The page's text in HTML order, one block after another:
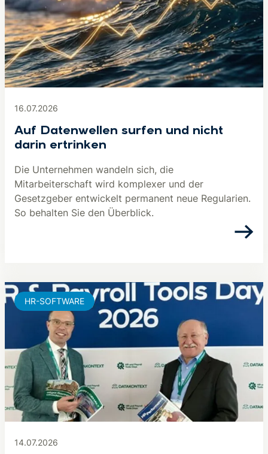
16.07.2026
Auf Datenwellen surfen und nicht
darin ertrinken
Die Unternehmen wandeln sich, die
Mitarbeiterschaft wird komplexer und der
Gesetzgeber entwickelt permanent neue Regularien.
So behalten Sie den Überblick.
14.07.2026
HR-SOFTWARE